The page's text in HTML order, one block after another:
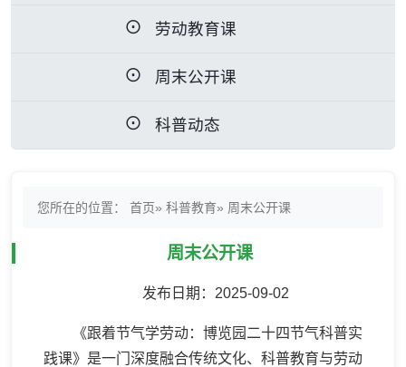
劳动教育课
周末公开课
科普动态
您所在的位置： 首页» 科普教育» 周末公开课
周末公开课
发布日期：2025-09-02
《跟着节气学劳动：博览园二十四节气科普实
践课》是一门深度融合传统文化、科普教育与劳动